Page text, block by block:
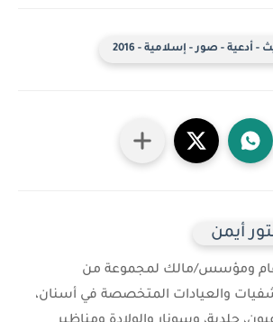
- أدعية - صور - إسلامية - 2016
أيمن
ومؤسس/مالك لمجموعة من
والعيادات المتخصصة في أسنان،